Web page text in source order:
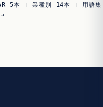
5本 + 業種別 14本 + 用語集